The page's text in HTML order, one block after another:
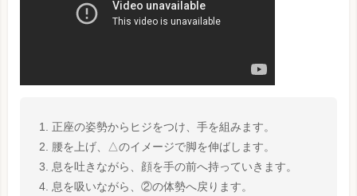
正座の姿勢からヒジをつけ、手を組みます。
腰を上げ、△のイメージで脚を伸ばします。
息を吐きながら、顔を手の前へ持っていきます。
息を吸いながら、②の体勢へ戻ります。